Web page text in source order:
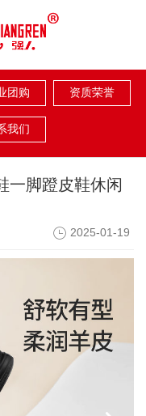
团购 资质荣誉
我们
一脚蹬皮鞋休闲
2025-01-19